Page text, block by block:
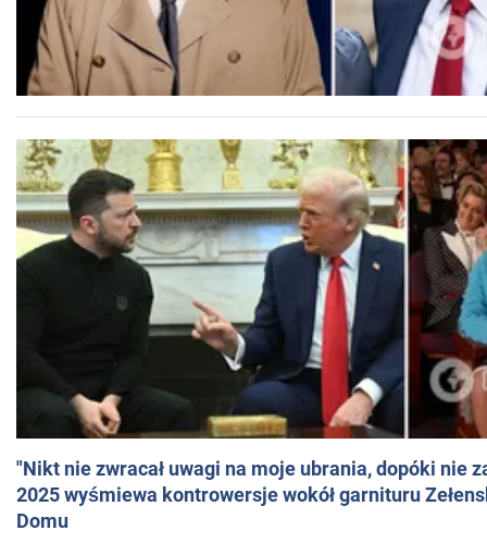
"Nikt nie zwracał uwagi na moje ubrania, dopóki nie
2025 wyśmiewa kontrowersje wokół garnituru
Domu